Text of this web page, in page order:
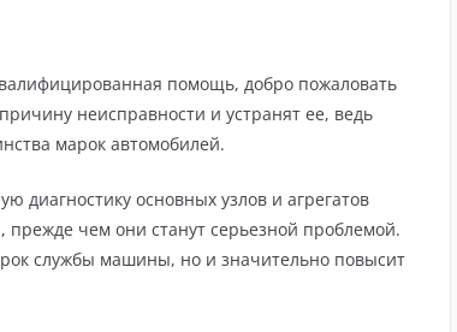
помощь, добро пожаловать
неисправности и устранят ее, ведь
марок автомобилей.
диагностику основных узлов и агрегатов
чем они станут серьезной проблемой.
службы машины, но и значительно повысит